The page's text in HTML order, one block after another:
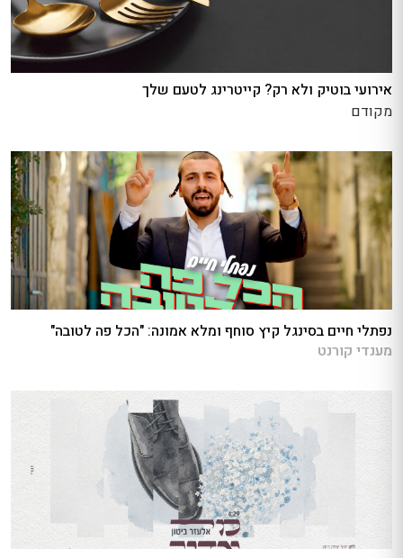
אירועי בוטיק ולא רק? קייטרינג לטעם שלך
מקודם
נפתלי חיים בסינגל קיץ סוחף ומלא אמונה: "הכל פה לטובה"
מענדי קורנט